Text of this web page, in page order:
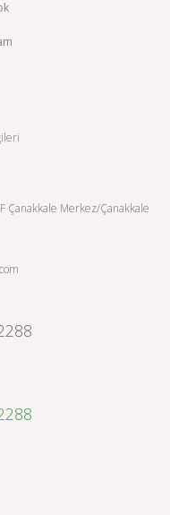
Çanakkale Merkez/Çanakkale